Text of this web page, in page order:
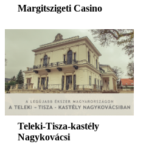
Margitszigeti Casino
Teleki-Tisza-kastély
Nagykovácsi